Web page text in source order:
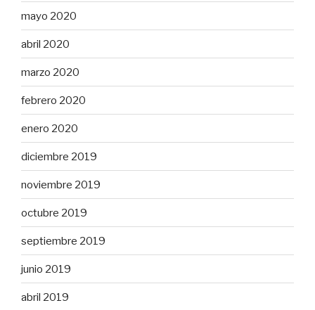
mayo 2020
abril 2020
marzo 2020
febrero 2020
enero 2020
diciembre 2019
noviembre 2019
octubre 2019
septiembre 2019
junio 2019
abril 2019